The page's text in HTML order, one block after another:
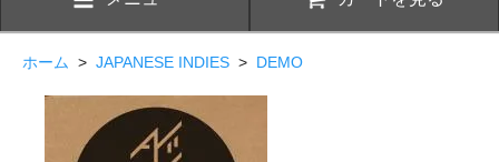
ホーム > JAPANESE INDIES > DEMO